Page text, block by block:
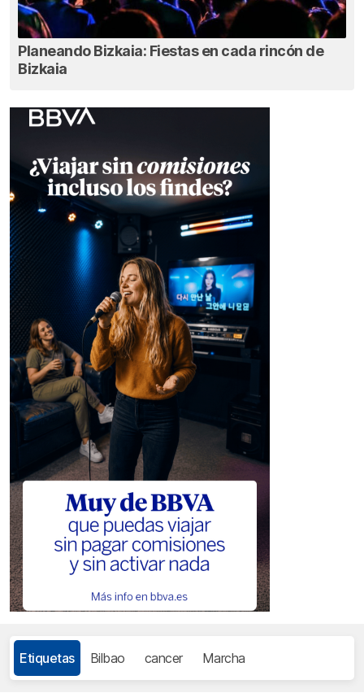
Planeando Bizkaia: Fiestas en cada rincón de
Bizkaia
Etiquetas Bilbao cancer Marcha